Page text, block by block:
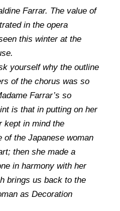
Farrar. The value of
in the opera
this winter at the
yourself why the outline
of the chorus was so
Farrar’s so
is that in putting on her
kept in mind the
the Japanese woman
then she made a
in harmony with her
brings us back to the
as Decoration